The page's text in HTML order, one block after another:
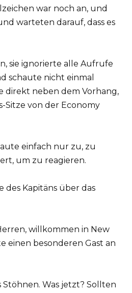
war noch an, und
warteten darauf, dass es
sie ignorierte alle Aufrufe
schaute nicht einmal
direkt neben dem Vorhang,
Sitze von der Economy
einfach nur zu, zu
um zu reagieren.
des Kapitäns über das
willkommen in New
einen besonderen Gast an
Stöhnen. Was jetzt? Sollten